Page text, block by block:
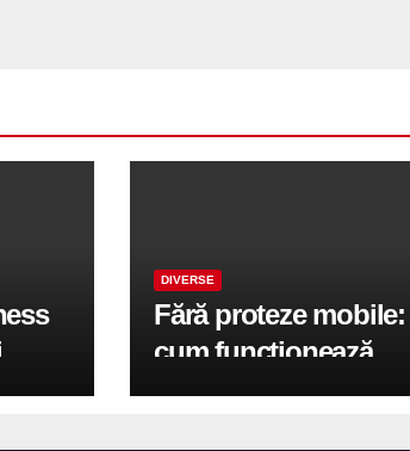
în
DIVERSE
Fără proteze mobile:
cum funcționează
reabilitarea completă